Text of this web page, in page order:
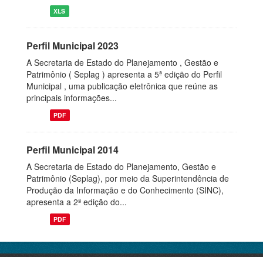
XLS
Perfil Municipal 2023
A Secretaria de Estado do Planejamento , Gestão e
Patrimônio ( Seplag ) apresenta a 5ª edição do Perfil
Municipal , uma publicação eletrônica que reúne as
principais informações...
PDF
Perfil Municipal 2014
A Secretaria de Estado do Planejamento, Gestão e
Patrimônio (Seplag), por meio da Superintendência de
Produção da Informação e do Conhecimento (SINC),
apresenta a 2ª edição do...
PDF